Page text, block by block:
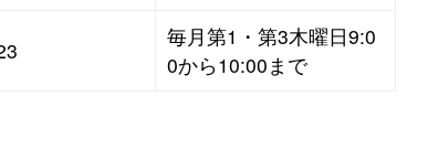
毎月第1・第3木曜日9:0
0から10:00まで